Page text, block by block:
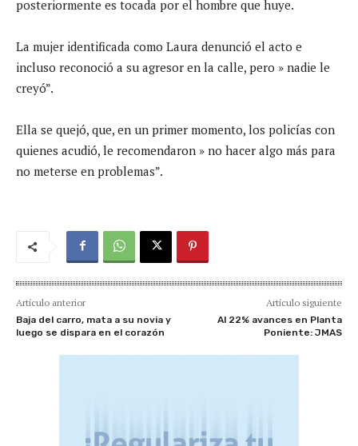
posteriormente es tocada por el hombre que huye.
La mujer identificada como Laura denunció el acto e
incluso reconoció a su agresor en la calle, pero » nadie le
creyó”.
Ella se quejó, que, en un primer momento, los policías con
quienes acudió, le recomendaron » no hacer algo más para
no meterse en problemas”.
Artículo anterior
Baja del carro, mata a su novia y
luego se dispara en el corazón
Artículo siguiente
Al 22% avances en Planta
Poniente: JMAS